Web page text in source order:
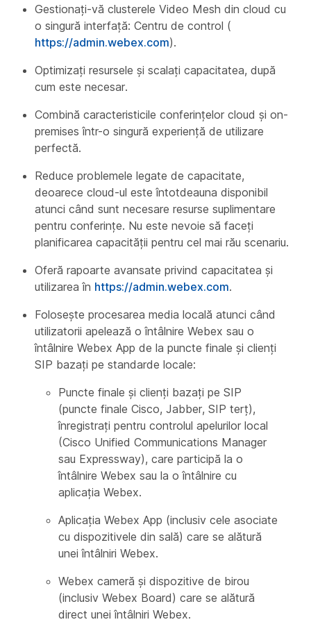
Gestionați-vă clusterele Video Mesh din cloud cu
o singură interfață: Centru de control (
https://admin.webex.com).
Optimizați resursele și scalați capacitatea, după
cum este necesar.
Combină caracteristicile conferințelor cloud și on-
premises într-o singură experiență de utilizare
perfectă.
Reduce problemele legate de capacitate,
deoarece cloud-ul este întotdeauna disponibil
atunci când sunt necesare resurse suplimentare
pentru conferințe. Nu este nevoie să faceți
planificarea capacității pentru cel mai rău scenariu.
Oferă rapoarte avansate privind capacitatea și
utilizarea în https://admin.webex.com.
Folosește procesarea media locală atunci când
utilizatorii apelează o întâlnire Webex sau o
întâlnire Webex App de la puncte finale și clienți
SIP bazați pe standarde locale:
Puncte finale și clienți bazați pe SIP
(puncte finale Cisco, Jabber, SIP terț),
înregistrați pentru controlul apelurilor local
(Cisco Unified Communications Manager
sau Expressway), care participă la o
întâlnire Webex sau la o întâlnire cu
aplicația Webex.
Aplicația Webex App (inclusiv cele asociate
cu dispozitivele din sală) care se alătură
unei întâlniri Webex.
Webex cameră și dispozitive de birou
(inclusiv Webex Board) care se alătură
direct unei întâlniri Webex.